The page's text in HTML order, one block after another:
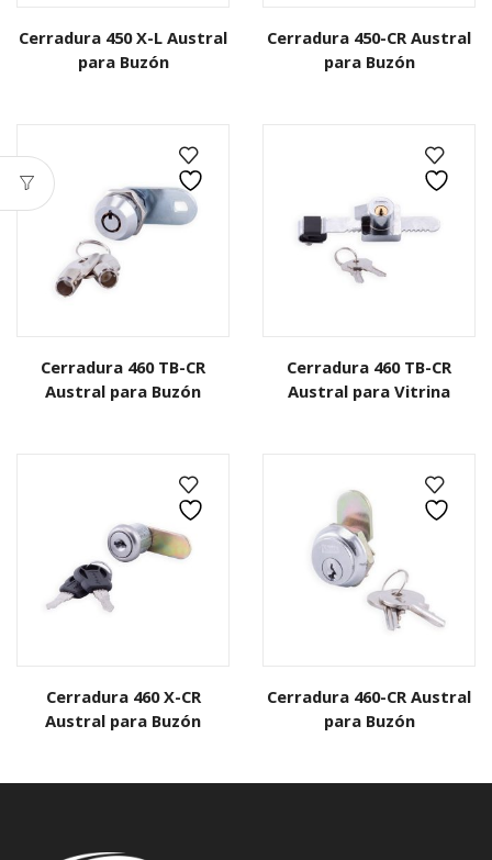
Cerradura 450 X-L Austral
para Buzón
Cerradura 450-CR Austral
para Buzón
Cerradura 460 TB-CR
Austral para Buzón
Cerradura 460 TB-CR
Austral para Vitrina
Cerradura 460 X-CR
Austral para Buzón
Cerradura 460-CR Austral
para Buzón